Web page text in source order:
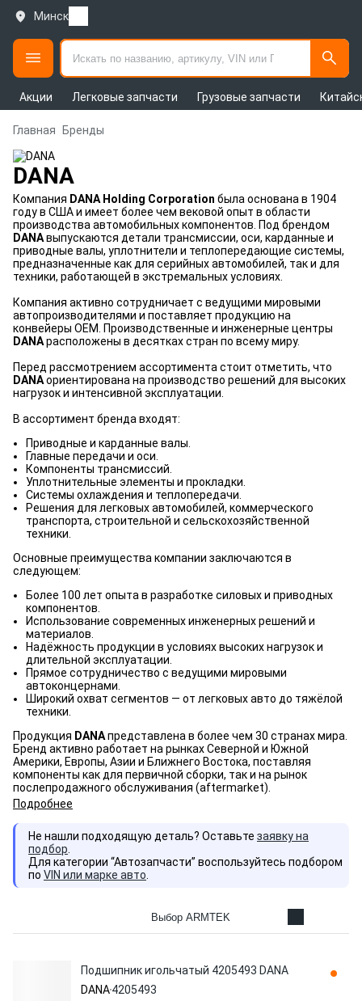
Минск
Акции Легковые запчасти Грузовые запчасти
Главная Бренды
DANA
Компания DANA Holding Corporation была основана в 1904
году в США и имеет более чем вековой опыт в области
производства автомобильных компонентов. Под брендом
DANAвыпускаются детали трансмиссии, оси, карданные и
приводные валы, уплотнители и теплопередающие системы,
предназначенные как для серийных автомобилей, так и для
техники, работающей в экстремальных условиях.
Компания активно сотрудничает с ведущими мировыми
автопроизводителями и поставляет продукцию на
конвейеры OEM. Производственные и инженерные центры
DANAрасположены в десятках стран по всему миру.
Перед рассмотрением ассортимента стоит отметить, что
DANAориентирована на производство решений для высоких
нагрузок и интенсивной эксплуатации.
В ассортимент бренда входят:
Приводные и карданные валы.
Главные передачи и оси.
Компоненты трансмиссий.
Уплотнительные элементы и прокладки.
Системы охлаждения и теплопередачи.
Решения для легковых автомобилей, коммерческого
транспорта, строительной и сельскохозяйственной
техники.
Основные преимущества компании заключаются в
следующем:
Более 100 лет опыта в разработке силовых и приводных
компонентов.
Использование современных инженерных решений и
материалов.
Надёжность продукции в условиях высоких нагрузок и
длительной эксплуатации.
Прямое сотрудничество с ведущими мировыми
автоконцернами.
Широкий охват сегментов — от легковых авто до тяжёлой
техники.
Продукция DANAпредставлена в более чем 30 странах мира.
Бренд активно работает на рынках Северной и Южной
Америки, Европы, Азии и Ближнего Востока, поставляя
компоненты как для первичной сборки, так и на рынок
послепродажного обслуживания (aftermarket).
Подробнее
Не нашли подходящую деталь? Оставьте заявку на
подбор
Для категории “Автозапчасти” воспользуйтесь подбором
по VIN или марке авто
Выбор ARMTEK
Подшипник игольчатый 4205493 DANA
DANA4205493